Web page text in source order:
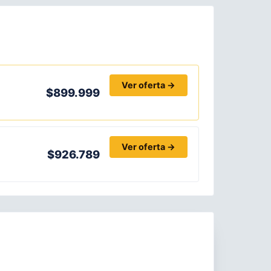
$899.999
Ver oferta →
$926.789
Ver oferta →